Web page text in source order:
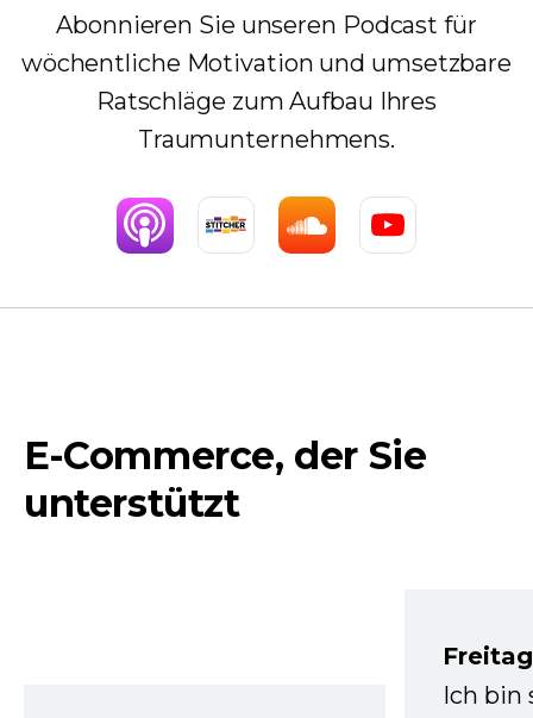
Abonnieren Sie unseren Podcast für
wöchentliche Motivation und umsetzbare
Ratschläge zum Aufbau Ihres
Traumunternehmens.
E-Commerce, der Sie
unterstützt
Ich bin